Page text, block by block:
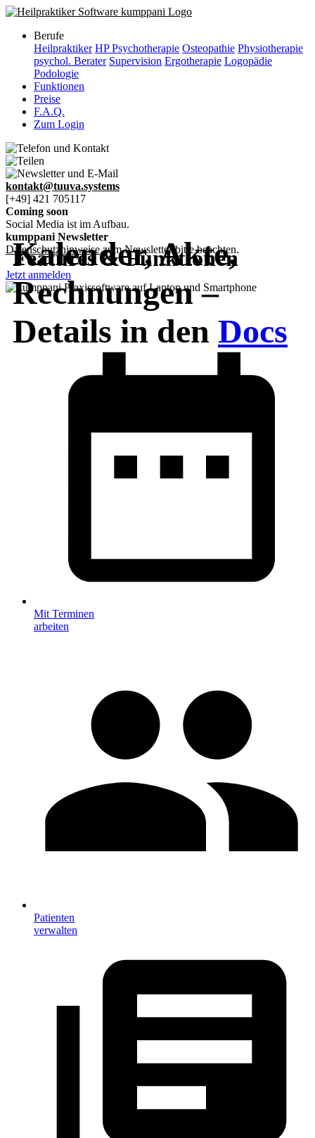
Berufe
Heilpraktiker HP Psychotherapie Osteopathie Physiotherapie
psychol. Berater Supervision Ergotherapie Logopädie
Podologie
Funktionen
Preise
F.A.Q.
Zum Login
kontakt@tuuva.systems
[+49] 421 705117
Coming soon
Social Media ist im Aufbau.
kumppani Newsletter
Datenschutzhinweisezum Newsletter bitte beachten.
Jetzt anmelden
Features & Funktionen
Kalender, Akte,
Rechnungen –
Details in den Docs
Mit Terminen
arbeiten
Patienten
verwalten